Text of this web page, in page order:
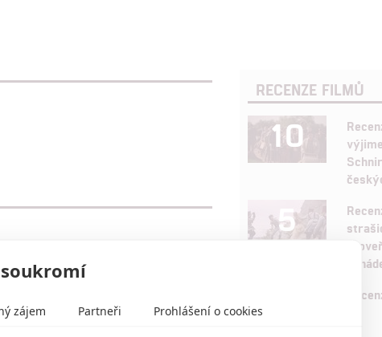
RECENZE FILMŮ
10
5
zájem Partneři Prohlášení o cookies